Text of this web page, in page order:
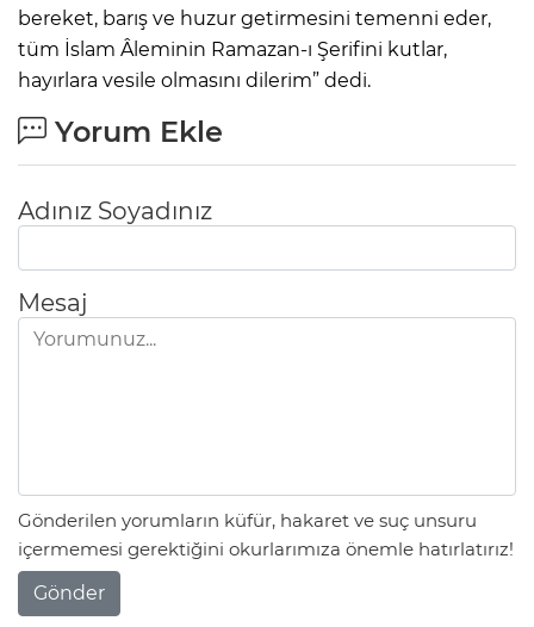
bereket, barış ve huzur getirmesini temenni eder,
tüm İslam Âleminin Ramazan-ı Şerifini kutlar,
hayırlara vesile olmasını dilerim” dedi.
Yorum Ekle
Adınız Soyadınız
Mesaj
Gönderilen yorumların küfür, hakaret ve suç unsuru
içermemesi gerektiğini okurlarımıza önemle hatırlatırız!
Gönder